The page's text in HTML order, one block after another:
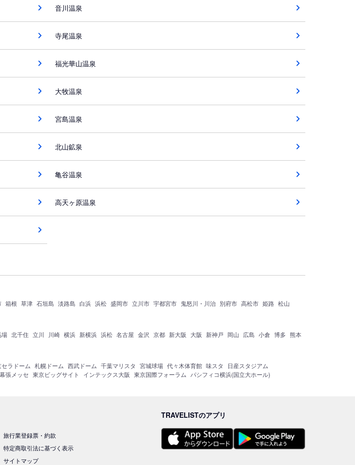
音川温泉
寺尾温泉
福光華山温泉
大牧温泉
宮島温泉
北山鉱泉
亀谷温泉
高天ヶ原温泉
箱根 草津 石垣島 淡路島 白浜 浜松 盛岡市 立川市 宇都宮市 鬼怒川・川治 別府市 高松市 姫路 松山
場 北千住 立川 川崎 横浜 新横浜 浜松 名古屋 金沢 京都 新大阪 大阪 新神戸 岡山 広島 小倉 博多 熊本
セラドーム 札幌ドーム 西武ドーム 千葉マリスタ 宮城球場 代々木体育館 味スタ
日産スタジアム
幕張メッセ 東京ビッグサイト インテックス大阪 東京国際フォーラム パシフィコ横浜(国立大ホール)
旅行業登録票・約款
特定商取引法に基づく表示
サイトマップ
TRAVELISTのアプリ